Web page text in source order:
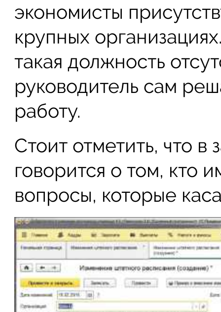
экономисты
крупных
такая должность
руководитель сам
работу.
Стоит отметить, что в
говорится о том, кто
вопросы, которые